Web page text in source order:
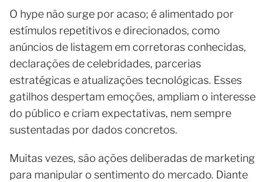
O hype não surge por acaso; é alimentado por
estímulos repetitivos e direcionados, como
anúncios de listagem em corretoras conhecidas,
declarações de celebridades, parcerias
estratégicas e atualizações tecnológicas. Esses
gatilhos despertam emoções, ampliam o interesse
do público e criam expectativas, nem sempre
sustentadas por dados concretos.
Muitas vezes, são ações deliberadas de marketing
para manipular o sentimento do mercado. Diante